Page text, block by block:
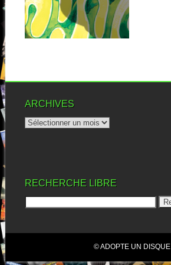
carrière, jusqu’à la...
▶
ARCHIVES
RECHERCHE LIBRE
© ADOPTE UN DISQUE